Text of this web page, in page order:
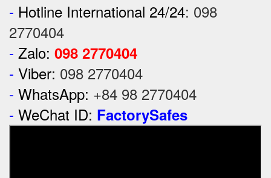
- Hotline International 24/24: 098
2770404
- Zalo: 098 2770404
- Viber: 098 2770404
- WhatsApp: +84 98 2770404
- WeChat ID: FactorySafes